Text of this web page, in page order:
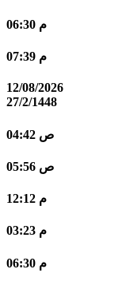
06:30 م
07:39 م
12/08/2026
27/2/1448
04:42 ص
05:56 ص
12:12 م
03:23 م
06:30 م